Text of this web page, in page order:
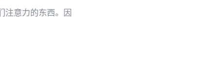
注意力的东西。因